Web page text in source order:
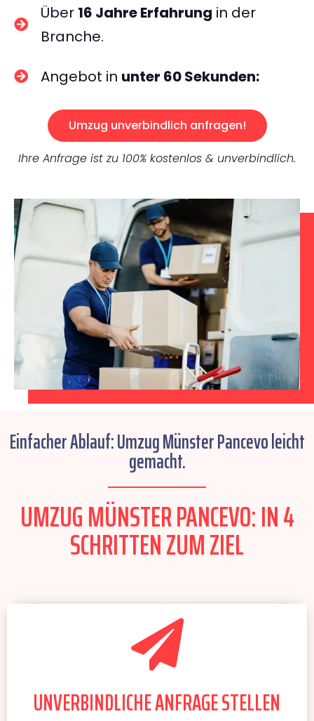
Über 16 Jahre Erfahrung in der
Branche.
Angebot in unter 60 Sekunden:
Umzug unverbindlich anfragen!
Ihre Anfrage ist zu 100% kostenlos & unverbindlich.
Einfacher Ablauf: Umzug Münster Pancevo leicht
gemacht.
UMZUG MÜNSTER PANCEVO: IN 4
SCHRITTEN ZUM ZIEL
UNVERBINDLICHE ANFRAGE STELLEN